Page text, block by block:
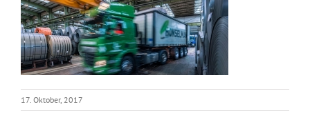
17. Oktober, 2017